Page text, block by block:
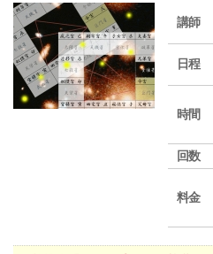
講師
日程
時間
回数
料金